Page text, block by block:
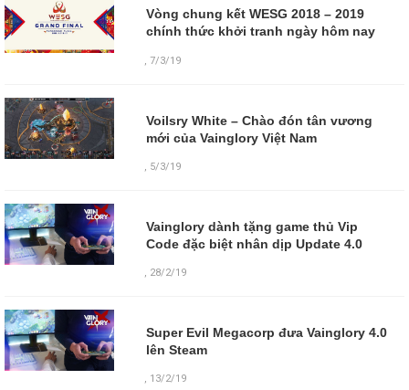
Vòng chung kết WESG 2018 – 2019
chính thức khởi tranh ngày hôm nay
,7/3/19
Voilsry White – Chào đón tân vương
mới của Vainglory Việt Nam
, 5/3/19
Vainglory dành tặng game thủ Vip
Code đặc biệt nhân dịp Update 4.0
, 28/2/19
Super Evil Megacorp đưa Vainglory 4.0
lên Steam
, 13/2/19